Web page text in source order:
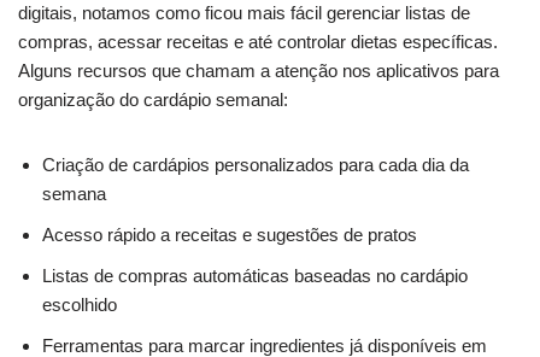
digitais, notamos como ficou mais fácil gerenciar listas de
compras, acessar receitas e até controlar dietas específicas.
Alguns recursos que chamam a atenção nos aplicativos para
organização do cardápio semanal:
Criação de cardápios personalizados para cada dia da
semana
Acesso rápido a receitas e sugestões de pratos
Listas de compras automáticas baseadas no cardápio
escolhido
Ferramentas para marcar ingredientes já disponíveis em